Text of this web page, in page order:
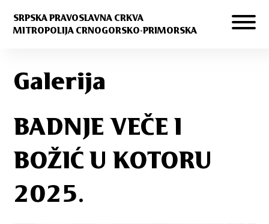
SRPSKA PRAVOSLAVNA CRKVA
MITROPOLIJA CRNOGORSKO-PRIMORSKA
Galerija
BADNJE VEČE I
BOŽIĆ U KOTORU
2025.